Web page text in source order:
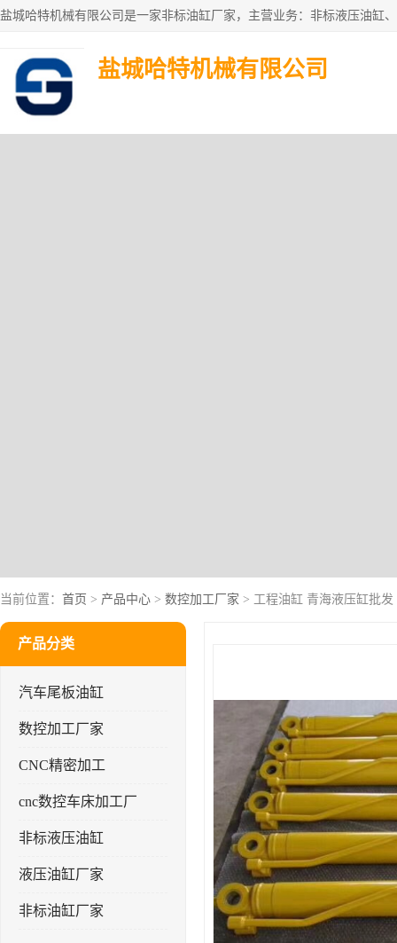
盐城哈特机械有限公司
当前位置： 首页 > 产品中心 > 数控加工厂家 > 工程油缸 青海液压缸批发
产品分类
汽车尾板油缸
数控加工厂家
CNC精密加工
cnc数控车床加工厂
非标液压油缸
液压油缸厂家
非标油缸厂家